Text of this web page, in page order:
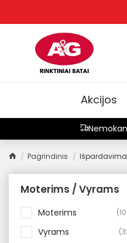
Akcijos
Pagrindinis
Moterims / Vyrams
Moterims
Vyrams